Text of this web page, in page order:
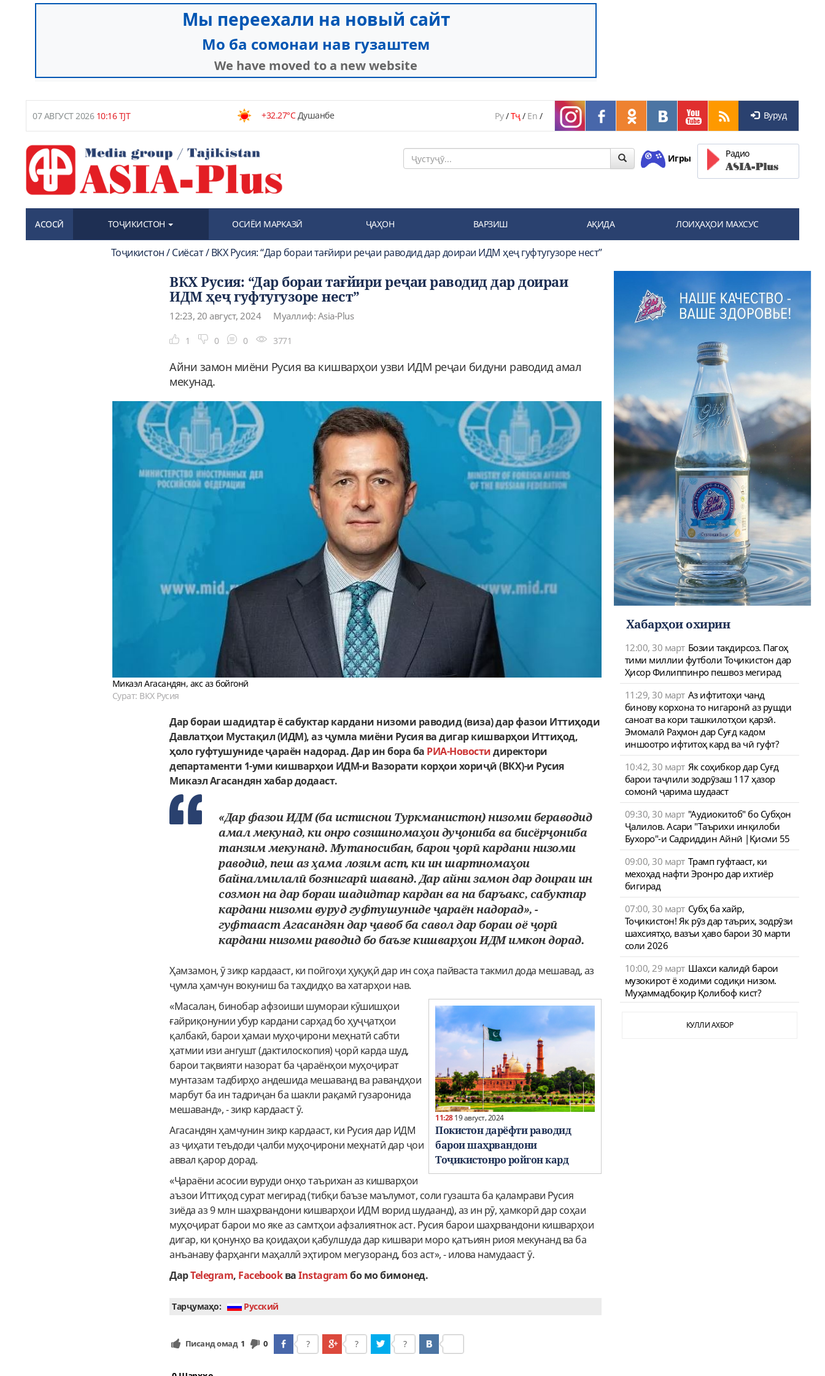
07 АВГУСТ 202610:16 TJT +32.27°CДушанбе Ру/Тҷ/ En / Вуруд
Игры Радио
АСОСӢ ТОҶИКИСТОН ОСИЁИ МАРКАЗӢ ҶАҲОН ВАРЗИШ АҚИДА ЛОИҲАҲОИ МАХСУС
Тоҷикистон / Сиёсат / ВКХ Русия: “Дар бораи тағйири реҷаи раводид дар доираи ИДМ ҳеҷ гуфтугузоре нест”
ВКХ Русия: “Дар бораи тағйири реҷаи раводид дар доираи
ИДМ ҳеҷ гуфтугузоре нест”
12:23, 20 август, 2024 Муаллиф: Asia-Plus
1 0 0 3771
Айни замон миёни Русия ва кишварҳои узви ИДМ реҷаи бидуни раводид амал
мекунад.
Микаэл Агасандян, акс аз бойгонӣ
Сурат: ВКХ Русия
Дар бораи шадидтар ё сабуктар кардани низоми раводид (виза) дар фазои Иттиҳоди
Давлатҳои Мустақил (ИДМ), аз ҷумла миёни Русия ва дигар кишварҳои Иттиҳод,
ҳоло гуфтушуниде ҷараён надорад. Дар ин бора ба РИА-Новостидиректори
департаменти 1-уми кишварҳои ИДМ-и Вазорати корҳои хориҷӣ (ВКХ)-и Русия
Микаэл Агасандян хабар додааст.
«Дар фазои ИДМ (ба истиснои Туркманистон) низоми бераводид
амал мекунад, ки онро созишномаҳои дуҷониба ва бисёрҷониба
танзим мекунанд. Мутаносибан, барои ҷорӣ кардани низоми
раводид, пеш аз ҳама лозим аст, ки ин шартномаҳои
байналмилалӣ бознигарӣ шаванд. Дар айни замон дар доираи ин
созмон на дар бораи шадидтар кардан ва на баръакс, сабуктар
кардани низоми вуруд гуфтушуниде ҷараён надорад», -
гуфтааст Агасандян дар ҷавоб ба савол дар бораи оё ҷорӣ
кардани низоми раводид бо баъзе кишварҳои ИДМ имкон дорад.
Ҳамзамон, ӯ зикр кардааст, ки пойгоҳи ҳуқуқӣ дар ин соҳа пайваста такмил дода мешавад, аз
ҷумла ҳамчун вокуниш ба таҳдидҳо ва хатарҳои нав.
11:2819 август, 2024
Покистон дарёфти раводид
барои шаҳрвандони
Тоҷикистонро ройгон кард
«Масалан, бинобар афзоиши шумораи кӯшишҳои
ғайриқонунии убур кардани сарҳад бо ҳуҷҷатҳои
қалбакӣ, барои ҳамаи муҳоҷирони меҳнатӣ сабти
ҳатмии изи ангушт (дактилоскопия) ҷорӣ карда шуд,
барои тақвияти назорат ба ҷараёнҳои муҳоҷират
мунтазам тадбирҳо андешида мешаванд ва равандҳои
марбут ба ин тадриҷан ба шакли рақамӣ гузаронида
мешаванд», - зикр кардааст ӯ.
Агасандян ҳамчунин зикр кардааст, ки Русия дар ИДМ
аз ҷиҳати теъдоди ҷалби муҳоҷирони меҳнатӣ дар ҷои
аввал қарор дорад.
«Ҷараёни асосии вуруди онҳо таърихан аз кишварҳои
аъзои Иттиҳод сурат мегирад (тибқи баъзе маълумот, соли гузашта ба қаламрави Русия
зиёда аз 9 млн шаҳрвандони кишварҳои ИДМ ворид шудаанд), аз ин рӯ, ҳамкорӣ дар соҳаи
муҳоҷират барои мо яке аз самтҳои афзалиятнок аст. Русия барои шаҳрвандони кишварҳои
дигар, ки қонунҳо ва қоидаҳои қабулшуда дар кишвари моро қатъиян риоя мекунанд ва ба
анъанаву фарҳанги маҳаллӣ эҳтиром мегузоранд, боз аст», - илова намудааст ӯ.
ДарTelegram, FacebookваInstagramбо мо бимонед.
Тарҷумаҳо: Руcский
Писанд омад 1 0 ? ? ?
Хабарҳои охирин
12:00, 30 март Бозии тақдирсоз. Пагоҳ
тими миллии футболи Тоҷикистон дар
Ҳисор Филиппинро пешвоз мегирад
11:29, 30 март Аз ифтитоҳи чанд
бинову корхона то нигаронӣ аз рушди
саноат ва кори ташкилотҳои қарзӣ.
Эмомалӣ Раҳмон дар Суғд кадом
иншоотро ифтитоҳ кард ва чӣ гуфт?
10:42, 30 март Як соҳибкор дар Суғд
барои таҷлили зодрӯзаш 117 ҳазор
сомонӣ ҷарима шудааст
09:30, 30 март "Аудиокитоб" бо Субҳон
Ҷалилов. Асари "Таърихи инқилоби
Бухоро"-и Садриддин Айнӣ |Қисми 55
09:00, 30 март Трамп гуфтааст, ки
мехоҳад нафти Эронро дар ихтиёр
бигирад
07:00, 30 март Субҳ ба хайр,
Тоҷикистон! Як рӯз дар таърих, зодрӯзи
шахсиятҳо, вазъи ҳаво барои 30 марти
соли 2026
10:00, 29 март Шахси калидӣ барои
музокирот ё ходими содиқи низом.
Муҳаммадбоқир Қолибоф кист?
КУЛЛИ АХБОР